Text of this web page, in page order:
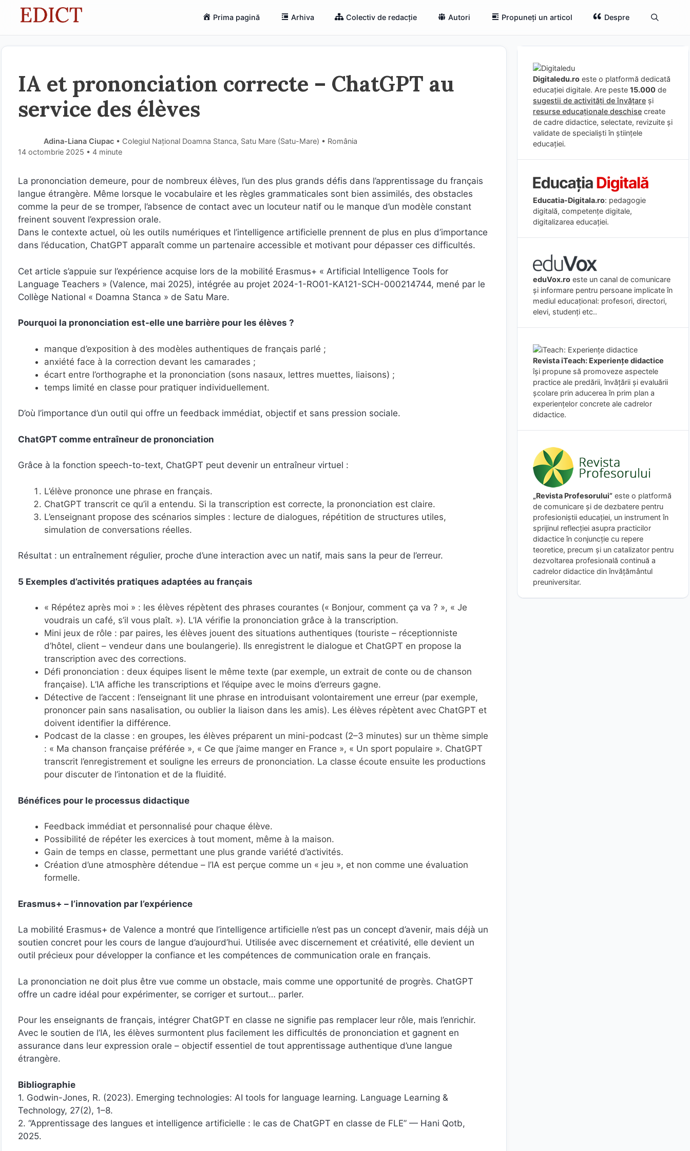
Prima pagină Arhiva Colectiv de redacție Autori Propuneți un articol Despre
IA et prononciation correcte – ChatGPT au
service des élèves
Adina-Liana Ciupac • Colegiul Național Doamna Stanca, Satu Mare (Satu-Mare) • România
14 octombrie 2025 • 4 minute
La prononciation demeure, pour de nombreux élèves, l’un des plus grands défis dans l’apprentissage du français
langue étrangère. Même lorsque le vocabulaire et les règles grammaticales sont bien assimilés, des obstacles
comme la peur de se tromper, l’absence de contact avec un locuteur natif ou le manque d’un modèle constant
freinent souvent l’expression orale.
Dans le contexte actuel, où les outils numériques et l’intelligence artificielle prennent de plus en plus d’importance
dans l’éducation, ChatGPT apparaît comme un partenaire accessible et motivant pour dépasser ces difficultés.
Cet article s’appuie sur l’expérience acquise lors de la mobilité Erasmus+ « Artificial Intelligence Tools for
Language Teachers » (Valence, mai 2025), intégrée au projet 2024-1-RO01-KA121-SCH-000214744, mené par le
Collège National « Doamna Stanca » de Satu Mare.
Pourquoi la prononciation est-elle une barrière pour les élèves ?
manque d’exposition à des modèles authentiques de français parlé ;
anxiété face à la correction devant les camarades ;
écart entre l’orthographe et la prononciation (sons nasaux, lettres muettes, liaisons) ;
temps limité en classe pour pratiquer individuellement.
D’où l’importance d’un outil qui offre un feedback immédiat, objectif et sans pression sociale.
ChatGPT comme entraîneur de prononciation
Grâce à la fonction speech-to-text, ChatGPT peut devenir un entraîneur virtuel :
L’élève prononce une phrase en français.
ChatGPT transcrit ce qu’il a entendu. Si la transcription est correcte, la prononciation est claire.
L’enseignant propose des scénarios simples : lecture de dialogues, répétition de structures utiles,
simulation de conversations réelles.
Résultat : un entraînement régulier, proche d’une interaction avec un natif, mais sans la peur de l’erreur.
5 Exemples d’activités pratiques adaptées au français
« Répétez après moi » : les élèves répètent des phrases courantes (« Bonjour, comment ça va ? », « Je
voudrais un café, s’il vous plaît. »). L’IA vérifie la prononciation grâce à la transcription.
Mini jeux de rôle : par paires, les élèves jouent des situations authentiques (touriste – réceptionniste
d’hôtel, client – vendeur dans une boulangerie). Ils enregistrent le dialogue et ChatGPT en propose la
transcription avec des corrections.
Défi prononciation : deux équipes lisent le même texte (par exemple, un extrait de conte ou de chanson
française). L’IA affiche les transcriptions et l’équipe avec le moins d’erreurs gagne.
Détective de l’accent : l’enseignant lit une phrase en introduisant volontairement une erreur (par exemple,
prononcer pain sans nasalisation, ou oublier la liaison dans les amis). Les élèves répètent avec ChatGPT et
doivent identifier la différence.
Podcast de la classe : en groupes, les élèves préparent un mini-podcast (2–3 minutes) sur un thème simple
: « Ma chanson française préférée », « Ce que j’aime manger en France », « Un sport populaire ». ChatGPT
transcrit l’enregistrement et souligne les erreurs de prononciation. La classe écoute ensuite les productions
pour discuter de l’intonation et de la fluidité.
Bénéfices pour le processus didactique
Feedback immédiat et personnalisé pour chaque élève.
Possibilité de répéter les exercices à tout moment, même à la maison.
Gain de temps en classe, permettant une plus grande variété d’activités.
Création d’une atmosphère détendue – l’IA est perçue comme un « jeu », et non comme une évaluation
formelle.
Erasmus+ – l’innovation par l’expérience
La mobilité Erasmus+ de Valence a montré que l’intelligence artificielle n’est pas un concept d’avenir, mais déjà un
soutien concret pour les cours de langue d’aujourd’hui. Utilisée avec discernement et créativité, elle devient un
outil précieux pour développer la confiance et les compétences de communication orale en français.
La prononciation ne doit plus être vue comme un obstacle, mais comme une opportunité de progrès. ChatGPT
offre un cadre idéal pour expérimenter, se corriger et surtout… parler.
Pour les enseignants de français, intégrer ChatGPT en classe ne signifie pas remplacer leur rôle, mais l’enrichir.
Avec le soutien de l’IA, les élèves surmontent plus facilement les difficultés de prononciation et gagnent en
assurance dans leur expression orale – objectif essentiel de tout apprentissage authentique d’une langue
étrangère.
Bibliographie
1. Godwin-Jones, R. (2023). Emerging technologies: AI tools for language learning. Language Learning &
Technology, 27(2), 1–8.
2. “Apprentissage des langues et intelligence artificielle : le cas de ChatGPT en classe de FLE” — Hani Qotb,
2025.
Digitaledu.ro este o platformă dedicată
educației digitale. Are peste 15.000 de
sugestii de activități de învățare și
resurse educaționale deschise create
de cadre didactice, selectate, revizuite și
validate de specialiști în științele
educației.
Educatia-Digitala.ro: pedagogie
digitală, competențe digitale,
digitalizarea educației.
eduVox.ro este un canal de comunicare
și informare pentru persoane implicate în
mediul educațional: profesori, directori,
elevi, studenți etc..
Revista iTeach: Experienţe didactice
îşi propune să promoveze aspectele
practice ale predării, învăţării şi evaluării
şcolare prin aducerea în prim plan a
experienţelor concrete ale cadrelor
didactice.
„Revista Profesorului” este o platformă
de comunicare și de dezbatere pentru
profesioniștii educației, un instrument în
sprijinul reflecției asupra practicilor
didactice în conjuncție cu repere
teoretice, precum și un catalizator pentru
dezvoltarea profesională continuă a
cadrelor didactice din învățământul
preuniversitar.